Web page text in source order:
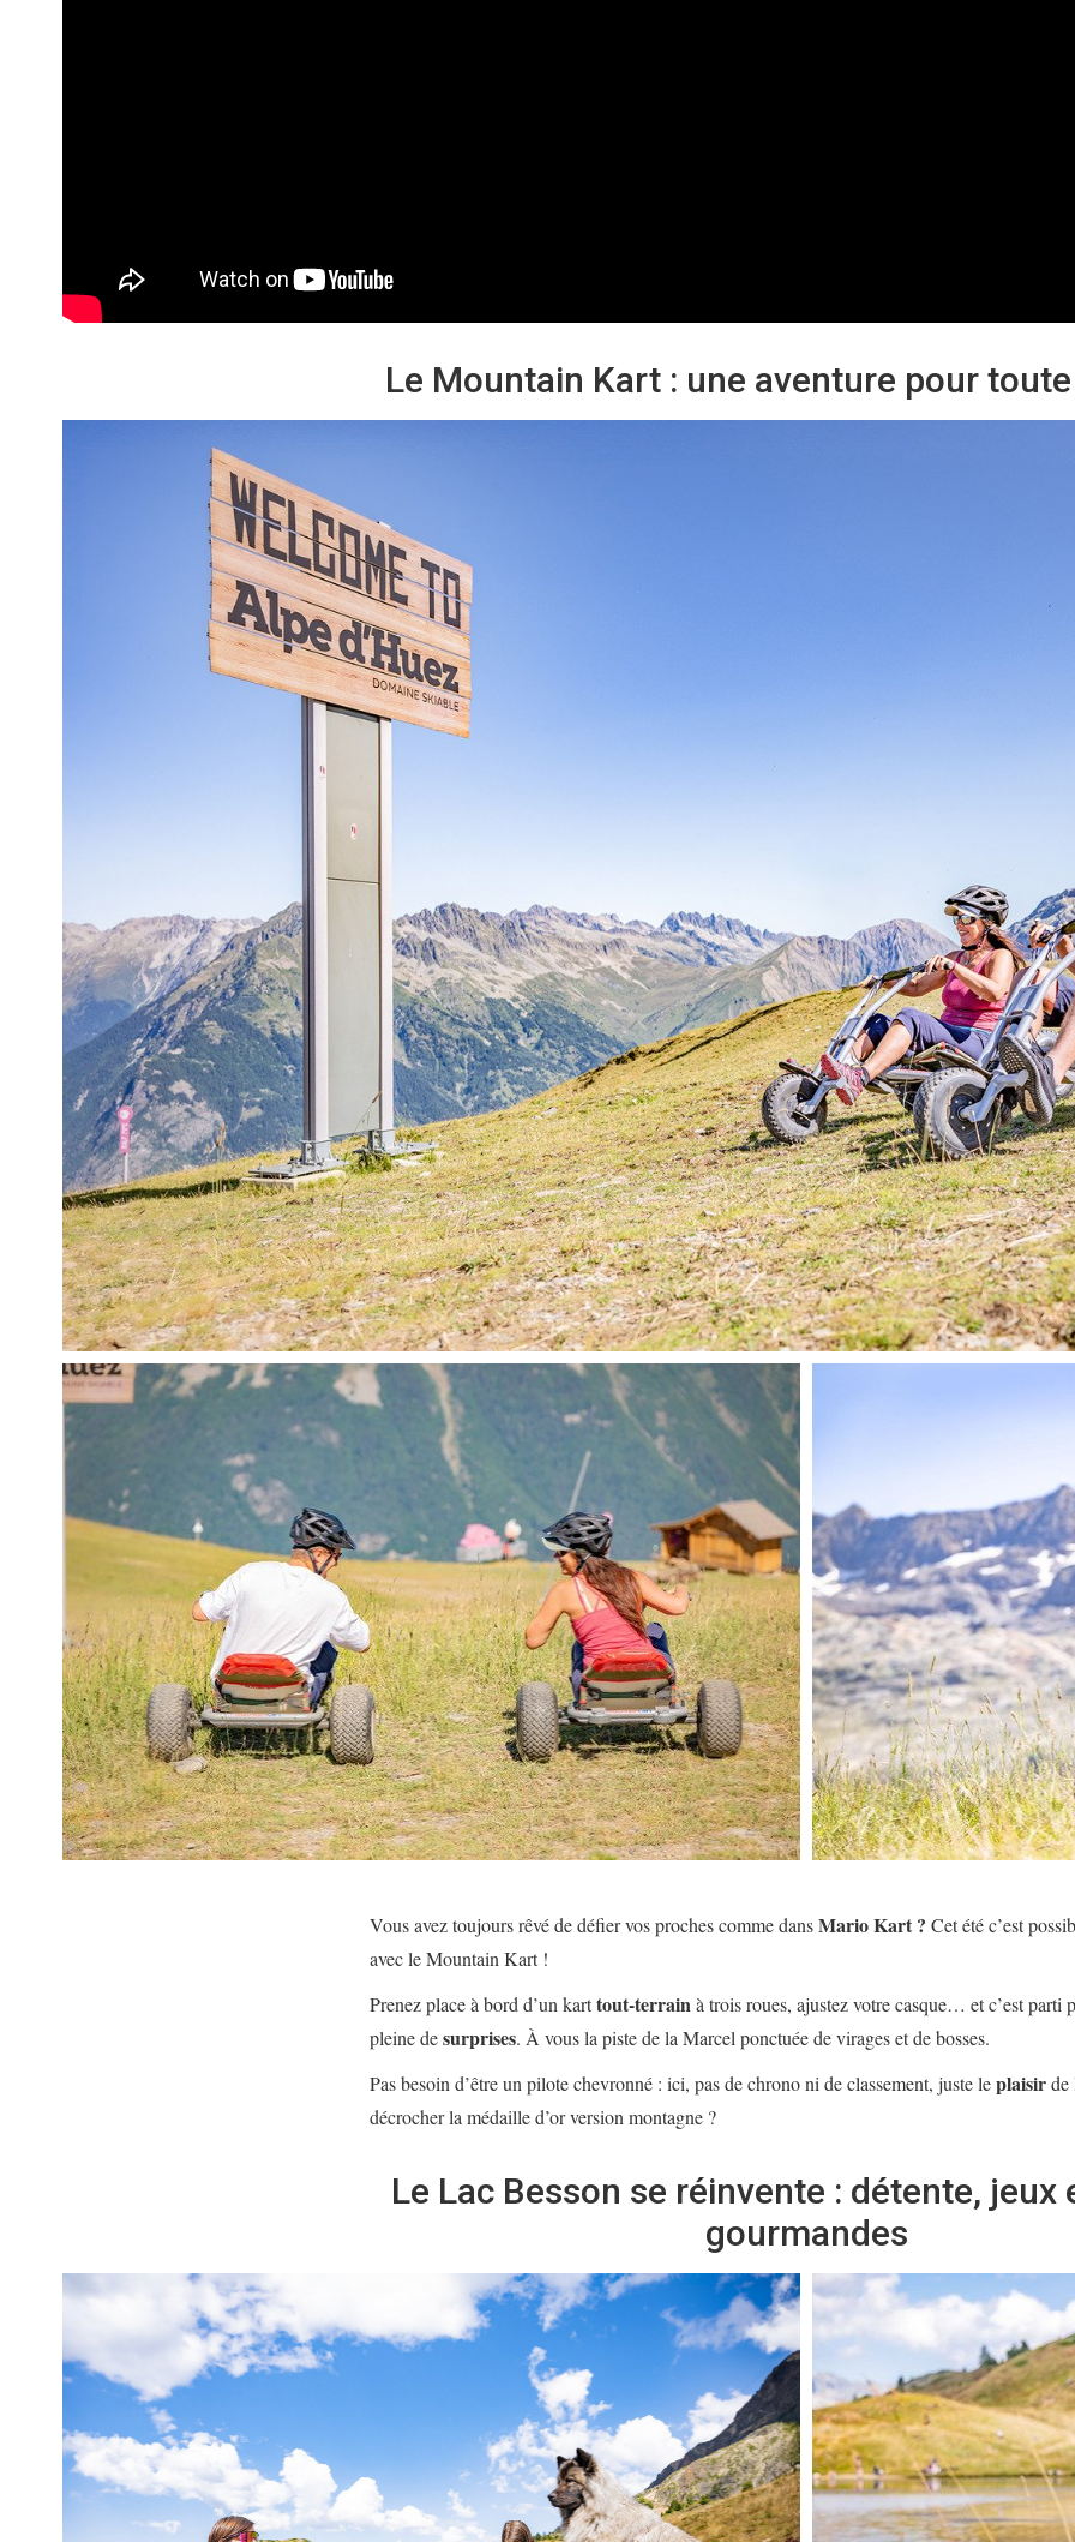
Le Mountain Kart : une aventure pour
Vous avez toujours rêvé de défier vos proches comme dansMario Kart ? Cet été c’est
avec le Mountain Kart !
Prenez place à bord d’un karttout-terrainà trois roues, ajustez votre casque… et c’est parti
pleine desurprises. À vous la piste de la Marcel ponctuée de virages et de bosses.
Pas besoin d’être un pilote chevronné : ici, pas de chrono ni de classement, juste leplaisirde
décrocher la médaille d’or version montagne ?
Le Lac Besson se réinvente : détente, jeux
gourmandes